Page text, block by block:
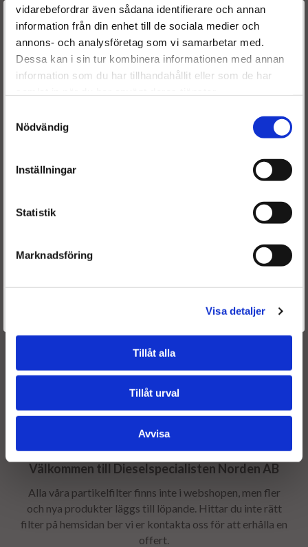
vidarebefordrar även sådana identifierare och annan
information från din enhet till de sociala medier och
annons- och analysföretag som vi samarbetar med.
Dessa kan i sin tur kombinera informationen med annan
information som du har tillhandahållit eller som de har
Nödvändig
Inställningar
Statistik
Marknadsföring
Visa detaljer
Tillåt alla
Tillåt urval
Avvisa
1731XP
174016
73014
BM11013
5901436581659
Peugeot 207 1.6HDi 9HV 9HZ DV6TED4 02/2006-
Peugeot 207CC 1.6HDi 9HZ DV6TED4 02/2007-
Peugeot 207SW 1.6HDi 9HV; 9HZ DV6TED4 06/2007-
04/2011
Fri frakt - leveranstiden är ca 4-6 arbetsdagar.
Garanti:
Våra dieselpartikelfilter levereras med 24 månaders
Välkommen till Dieselspecialisten Norden AB
Alla våra partikelfilter finns inte i webshopen, men fler
och nya produkter läggs till löpande. Hittar du inte rätt
filter på hemsidan ber vi er kontakta oss för att erhålla en
offert.
Välkommen till
Dieselspecialisten.se
För att förbättra din upplevelse på vår hemsida ber vi dig
välja vilken kategori du tillhör
Välkommen tillbaka! Klicka här för att komma till dina sidor.
Givetvis går det även bra att handla utan att logga in.